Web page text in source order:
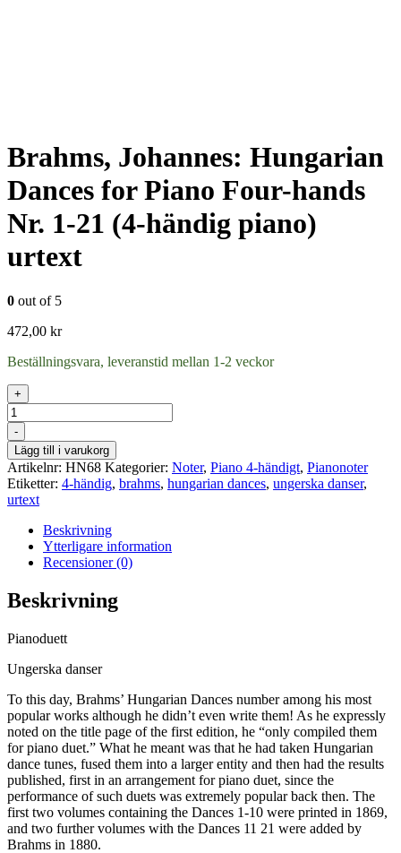
Brahms, Johannes: Hungarian
Dances for Piano Four-hands
Nr. 1-21 (4-händig piano)
urtext
0 out of 5
472,00 kr
Beställningsvara, leveranstid mellan 1-2 veckor
+
Antal
-
Lägg till i varukorg
Artikelnr: HN68 Kategorier: Noter, Piano 4-händigt, Pianonoter
Etiketter: 4-händig, brahms, hungarian dances, ungerska danser,
urtext
Beskrivning
Ytterligare information
Recensioner (0)
Beskrivning
Pianoduett
Ungerska danser
To this day, Brahms’ Hungarian Dances number among his most
popular works although he didn’t even write them! As he expressly
noted on the title page of the first edition, he “only compiled them
for piano duet.” What he meant was that he had taken Hungarian
dance tunes, fused them into a larger entity and then had the results
published, first in an arrangement for piano duet, since the
performance of such duets was extremely popular back then. The
first two volumes containing the Dances 1-10 were printed in 1869,
and two further volumes with the Dances 11 21 were added by
Brahms in 1880.